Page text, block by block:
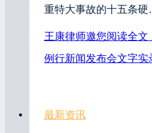
重特大事故的十五条
王康律师邀您阅读全文
例行新闻发布会文字实
最新资讯